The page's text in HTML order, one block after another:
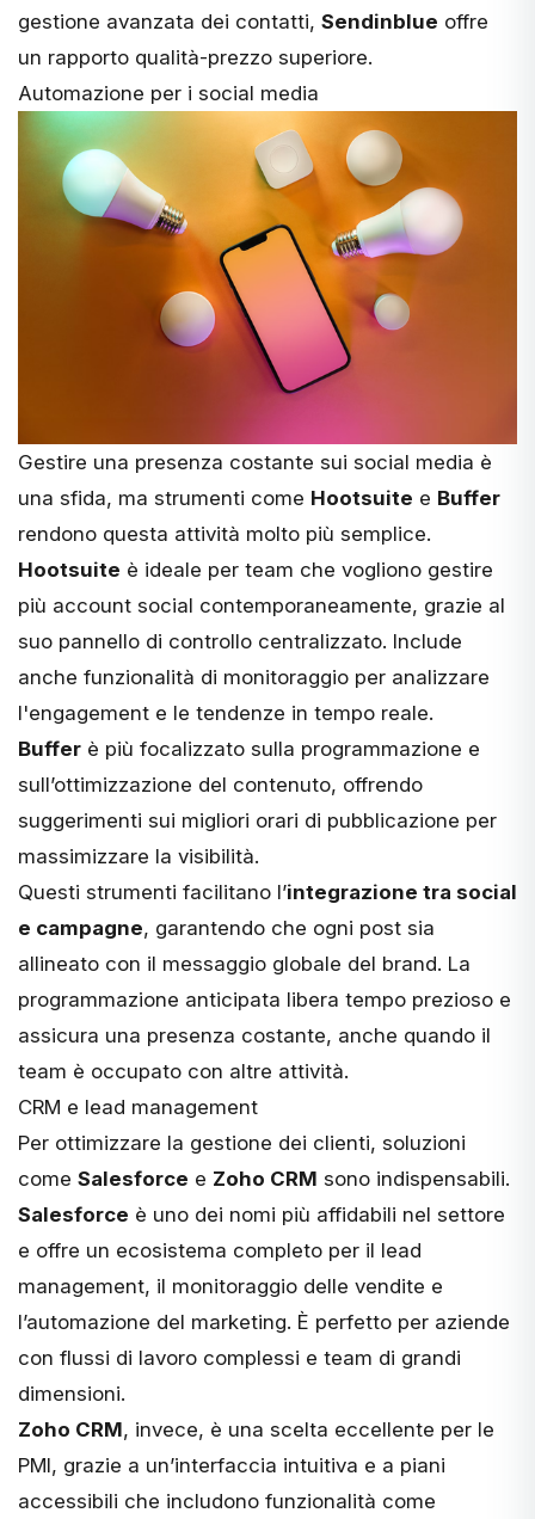
gestione avanzata dei contatti, Sendinblue offre
un rapporto qualità-prezzo superiore.
Automazione per i social media
Gestire una presenza costante sui social media è
una sfida, ma strumenti come Hootsuite e Buffer
rendono questa attività molto più semplice.
Hootsuite è ideale per team che vogliono gestire
più account social contemporaneamente, grazie al
suo pannello di controllo centralizzato. Include
anche funzionalità di monitoraggio per analizzare
l'engagement e le tendenze in tempo reale.
Buffer è più focalizzato sulla programmazione e
sull’ottimizzazione del contenuto, offrendo
suggerimenti sui migliori orari di pubblicazione per
massimizzare la visibilità.
Questi strumenti facilitano l’integrazione tra social
e campagne, garantendo che ogni post sia
allineato con il messaggio globale del brand. La
programmazione anticipata libera tempo prezioso e
assicura una presenza costante, anche quando il
team è occupato con altre attività.
CRM e lead management
Per ottimizzare la gestione dei clienti, soluzioni
come Salesforce e Zoho CRM sono indispensabili.
Salesforce è uno dei nomi più affidabili nel settore
e offre un ecosistema completo per il lead
management, il monitoraggio delle vendite e
l’automazione del marketing. È perfetto per aziende
con flussi di lavoro complessi e team di grandi
dimensioni.
Zoho CRM, invece, è una scelta eccellente per le
PMI, grazie a un’interfaccia intuitiva e a piani
accessibili che includono funzionalità come